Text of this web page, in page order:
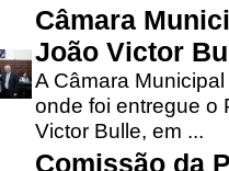
Câmara
João Victor
A Câmara
onde foi entregue o
Victor Bulle, em ...
Comissão da